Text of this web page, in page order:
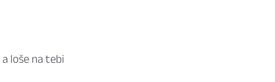
loše na tebi